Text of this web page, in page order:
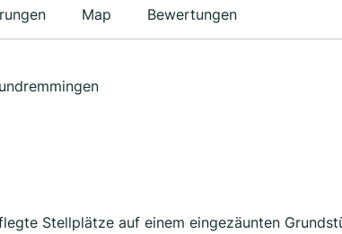
Map Bewertungen
Stellplätze auf einem eingezäunten